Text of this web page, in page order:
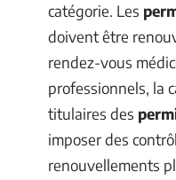
catégorie. Les
doivent être
rendez-vous
professionnels, la
titulaires des
imposer des
renouvellements